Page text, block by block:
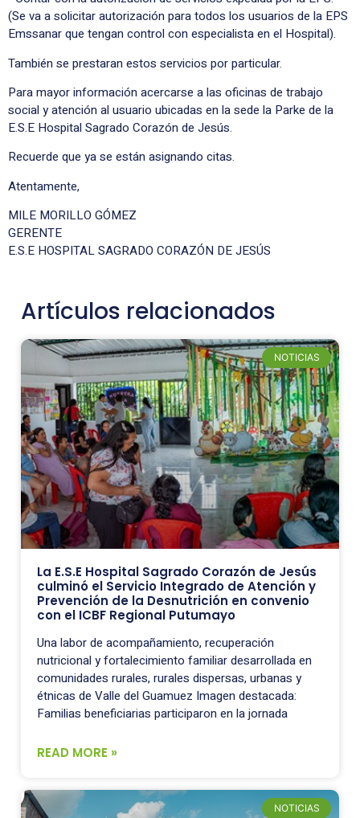
(Se va a solicitar autorización para todos los usuarios de la EPS
Emssanar que tengan control con especialista en el Hospital).
También se prestaran estos servicios por particular.
Para mayor información acercarse a las oficinas de trabajo
social y atención al usuario ubicadas en la sede la Parke de la
E.S.E Hospital Sagrado Corazón de Jesús.
Recuerde que ya se están asignando citas.
Atentamente,
MILE MORILLO GÓMEZ
GERENTE
E.S.E HOSPITAL SAGRADO CORAZÓN DE JESÚS
Artículos relacionados
NOTICIAS
La E.S.E Hospital Sagrado Corazón de Jesús
culminó el Servicio Integrado de Atención y
Prevención de la Desnutrición en convenio
con el ICBF Regional Putumayo
Una labor de acompañamiento, recuperación
nutricional y fortalecimiento familiar desarrollada en
comunidades rurales, rurales dispersas, urbanas y
étnicas de Valle del Guamuez Imagen destacada:
Familias beneficiarias participaron en la jornada
READ MORE »
NOTICIAS